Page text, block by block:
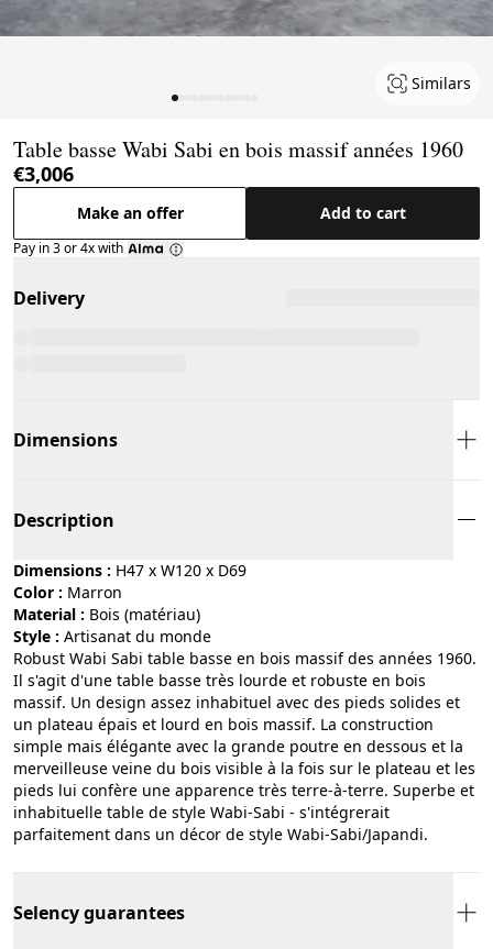
Similars
Table basse Wabi Sabi en bois massif années 1960
€3,006
Make an offer Add to cart
Pay in 3 or 4x with
Delivery
Dimensions
Description
Dimensions : H47 x W120 x D69
Color :
marron
Material :
bois (matériau)
Style :
artisanat du monde
Robust Wabi Sabi table basse en bois massif des années 1960.
Il s'agit d'une table basse très lourde et robuste en bois
massif. Un design assez inhabituel avec des pieds solides et
un plateau épais et lourd en bois massif. La construction
simple mais élégante avec la grande poutre en dessous et la
merveilleuse veine du bois visible à la fois sur le plateau et les
pieds lui confère une apparence très terre-à-terre. Superbe et
inhabituelle table de style Wabi-Sabi - s'intégrerait
parfaitement dans un décor de style Wabi-Sabi/Japandi.
Selency guarantees